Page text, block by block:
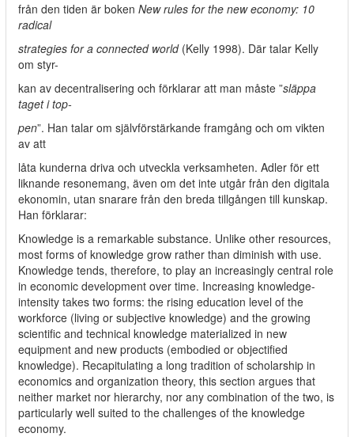
från den tiden är boken New rules for the new economy: 10
radical
strategies for a connected world(Kelly 1998). Där talar Kelly
om styr-
kan av decentralisering och förklarar att man måste ”släppa
taget i top-
pen”. Han talar om självförstärkande framgång och om vikten
av att
låta kunderna driva och utveckla verksamheten. Adler för ett
liknande resonemang, även om det inte utgår från den digitala
ekonomin, utan snarare från den breda tillgången till kunskap.
Han förklarar:
Knowledge is a remarkable substance. Unlike other resources,
most forms of knowledge grow rather than diminish with use.
Knowledge tends, therefore, to play an increasingly central role
in economic development over time. Increasing knowledge-
intensity takes two forms: the rising education level of the
workforce (living or subjective knowledge) and the growing
scientific and technical knowledge materialized in new
equipment and new products (embodied or objectified
knowledge). Recapitulating a long tradition of scholarship in
economics and organization theory, this section argues that
neither market nor hierarchy, nor any combination of the two, is
particularly well suited to the challenges of the knowledge
economy.